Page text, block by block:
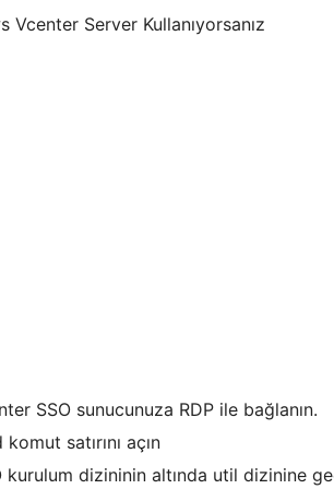
Vcenter Server Kullanıyorsanız
SSO sunucunuza RDP ile bağlanın.
satırını açın
kurulum dizininin altında util dizinine